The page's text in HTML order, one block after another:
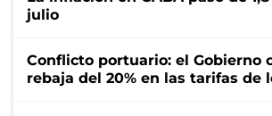
julio
Conflicto portuario: el Gobierno
rebaja del 20% en las tarifas de